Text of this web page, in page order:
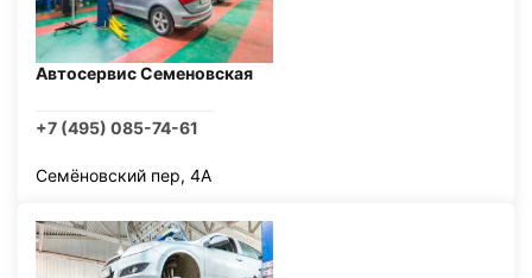
Автосервис Семеновская
+7 (495) 085-74-61
Семёновский пер, 4А